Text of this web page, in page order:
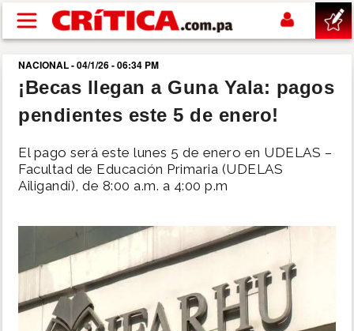
Pasar al contenido principal
buscar
SUCESOS
NACIONAL
DEPORTES
NACIONAL - 04/1/26 - 06:34 PM
¡Becas llegan a Guna Yala: pagos
pendientes este 5 de enero!
El pago será este lunes 5 de enero en UDELAS –
Facultad de Educación Primaria (UDELAS
Ailigandí), de 8:00 a.m. a 4:00 p.m